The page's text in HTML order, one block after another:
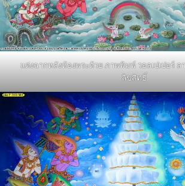
แต่งฉากหลังห้องพระด้วย ภาพพิมพ์ วอลเปเปอร์ ล
ลิขสิทธิ์